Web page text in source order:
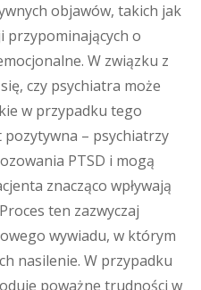
objawów, takich jak
przypominających o
W związku z
czy psychiatra może
w przypadku tego
– psychiatrzy
PTSD i mogą
znacząco wpływają
ten zazwyczaj
wywiadu, w którym
nasilenie. W przypadku
poważne trudności w